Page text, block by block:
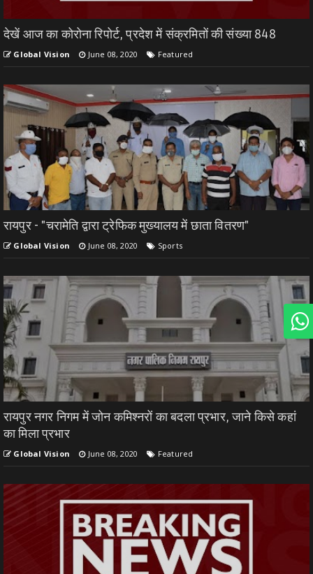
देखें आज का कोरोना रिपोर्ट, प्रदेश में संक्रमितों की संख्या 848
Global Vision June 08, 2020 Featured
रायपुर - "चरामेति द्वारा ट्रेफिक मुख्यालय में छाता वितरण"
Global Vision June 08, 2020 Sports
रायपुर नगर निगम में जोन कमिश्नरों का बदला प्रभार, जाने किसे कहां
का मिला प्रभार
Global Vision June 08, 2020 Featured